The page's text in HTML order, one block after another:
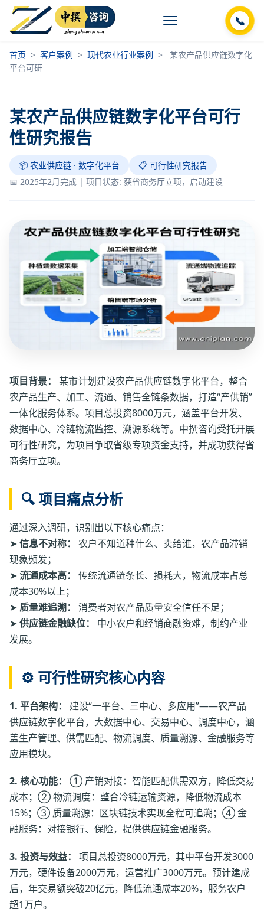
📞
首页 > 客户案例 > 现代农业行业案例 >
某农产品供应链数字化
平台可研
某农产品供应链数字化平台可行
性研究报告
📦 农业供应链 · 数字化平台
📋 可行性研究报告
📅 2025年2月完成 | 项目状态: 获省商务厅立项，启动建设
项目背景：
某市计划建设农产品供应链数字化平台，整合
农产品生产、加工、流通、销售全链条数据，打造“产供销”
一体化服务体系。项目总投资8000万元，涵盖平台开发、
数据中心、冷链物流监控、溯源系统等。中撰咨询受托开展
可行性研究，为项目争取省级专项资金支持，并成功获得省
商务厅立项。
🔍 项目痛点分析
通过深入调研，识别出以下核心痛点：
➤ 信息不对称：
农户不知道种什么、卖给谁，农产品滞销
现象频发；
➤ 流通成本高：
传统流通链条长、损耗大，物流成本占总
成本30%以上；
➤ 质量难追溯：
消费者对农产品质量安全信任不足；
➤ 供应链金融缺位：
中小农户和经销商融资难，制约产业
发展。
⚙️ 可行性研究核心内容
1. 平台架构：
建设“一平台、三中心、多应用”——农产品
供应链数字化平台，大数据中心、交易中心、调度中心，涵
盖生产管理、供需匹配、物流调度、质量溯源、金融服务等
应用模块。
2. 核心功能：
① 产销对接：智能匹配供需双方，降低交易
成本；② 物流调度：整合冷链运输资源，降低物流成本
15%；③ 质量溯源：区块链技术实现全程可追溯；④ 金
融服务：对接银行、保险，提供供应链金融服务。
3. 投资与效益：
项目总投资8000万元，其中平台开发3000
万元，硬件设备2000万元，运营推广3000万元。预计建成
后，年交易额突破20亿元，降低流通成本20%，服务农户
超1万户。